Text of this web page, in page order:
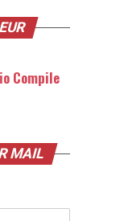
Compile
MAIL